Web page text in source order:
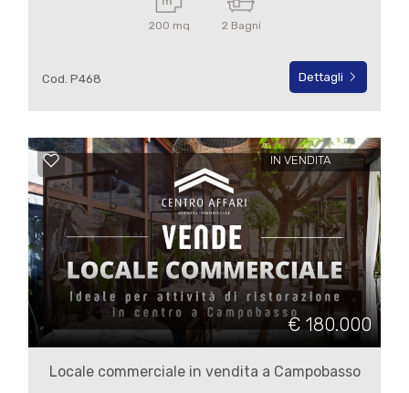
200 mq 2 Bagni
Cod. P468 Dettagli
IN VENDITA
€ 180.000
Locale commerciale in vendita a Campobasso
Balcone/Terrazzo
Arredato
Nuova costruzione
Lusso